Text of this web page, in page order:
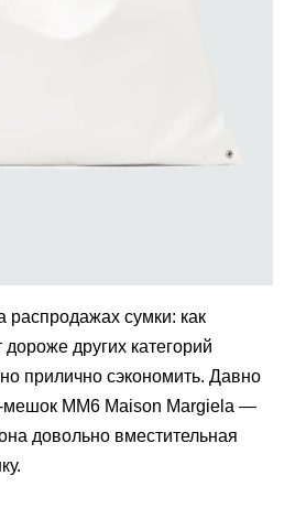
распродажах сумки: как
других категорий
прилично сэкономить. Давно
мешок MM6 Maison Margiela —
довольно вместительная